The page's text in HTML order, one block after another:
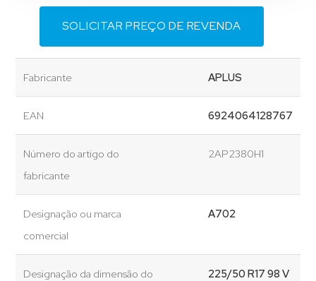
SOLICITAR PREÇO DE REVENDA
Fabricante APLUS
EAN 6924064128767
Número do artigo do
fabricante
2AP2380H1
Designação ou marca
comercial
A702
Designação da dimensão do
225/50 R17 98 V